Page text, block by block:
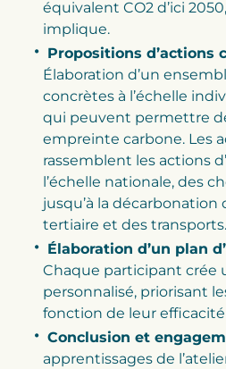
équivalent CO2 d’ici
implique.
Propositions d’actions
Élaboration d’un
concrètes à l’échelle
qui peuvent permettre
empreinte carbone. Les
rassemblent les actions
l’échelle nationale, des
jusqu’à la décarbonation
tertiaire et des transports.
Élaboration d’un plan
Chaque participant crée
personnalisé, priorisant
fonction de leur
Conclusion et
apprentissages de